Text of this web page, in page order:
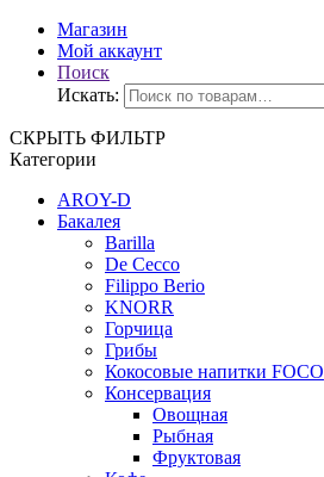
Магазин
Мой аккаунт
Поиск
Искать:
СКРЫТЬ ФИЛЬТР
Категории
AROY-D
Бакалея
Barilla
De Cecco
Filippo Berio
KNORR
Горчица
Грибы
Кокосовые напитки FOCO
Консервация
Овощная
Рыбная
Фруктовая